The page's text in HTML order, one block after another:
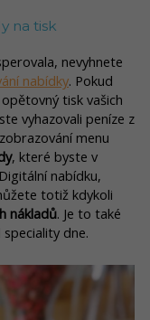
na tisk
nevyhnete
nabídky. Pokud
tisk vašich
vyhazovali peníze z
menu
, které byste v
nabídku,
totiž kdykoli
nákladů. Je to také
dne.